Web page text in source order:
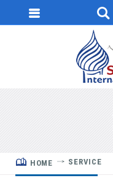
HOME SERVICE